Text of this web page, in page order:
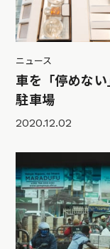
ニュース
車を「停めな
駐車場
2020.12.02